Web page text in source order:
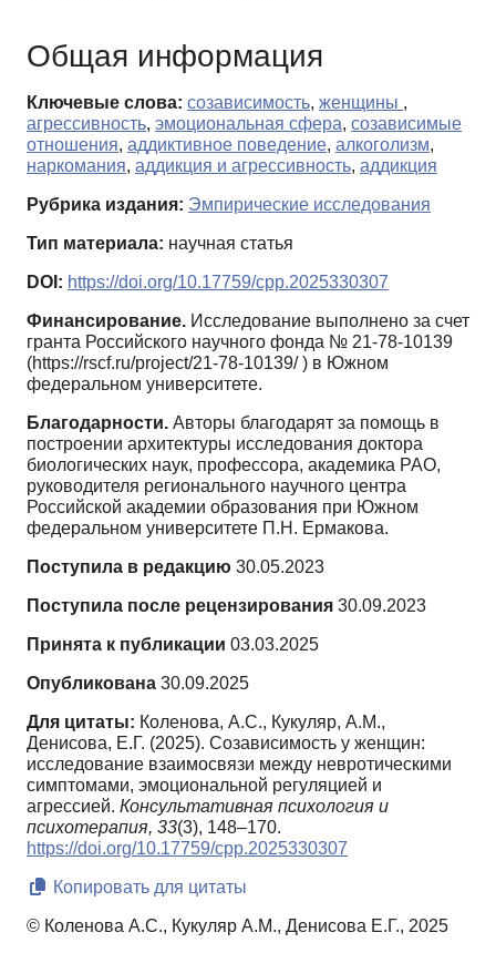
Общая информация
Ключевые слова: созависимость, женщины ,
агрессивность, эмоциональная сфера, созависимые
отношения, аддиктивное поведение, алкоголизм,
наркомания, аддикция и агрессивность, аддикция
Рубрика издания: Эмпирические исследования
Тип материала: научная статья
DOI: https://doi.org/10.17759/cpp.2025330307
Финансирование. Исследование выполнено за счет
гранта Российского научного фонда № 21-78-10139
(https://rscf.ru/project/21-78-10139/ ) в Южном
федеральном университете.
Благодарности. Авторы благодарят за помощь в
построении архитектуры исследования доктора
биологических наук, профессора, академика РАО,
руководителя регионального научного центра
Российской академии образования при Южном
федеральном университете П.Н. Ермакова.
Поступила в редакцию 30.05.2023
Поступила после рецензирования 30.09.2023
Принята к публикации 03.03.2025
Опубликована 30.09.2025
Для цитаты: Коленова, А.С., Кукуляр, А.М.,
Денисова, Е.Г. (2025). Созависимость у женщин:
исследование взаимосвязи между невротическими
симптомами, эмоциональной регуляцией и
агрессией. Консультативная психология и
психотерапия, 33(3), 148–170.
https://doi.org/10.17759/cpp.2025330307
Копировать для цитаты
© Коленова А.С., Кукуляр А.М., Денисова Е.Г., 2025